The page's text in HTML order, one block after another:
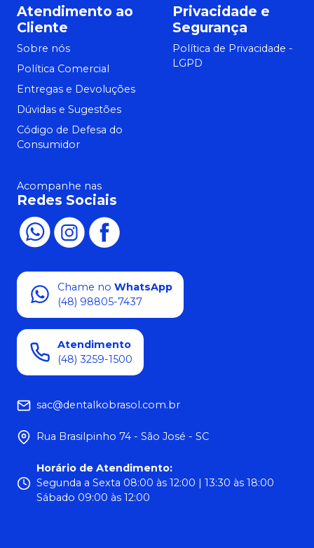
Atendimento ao
Cliente
Sobre nós
Política Comercial
Entregas e Devoluções
Dúvidas e Sugestões
Código de Defesa do
Consumidor
Privacidade e
Segurança
Política de Privacidade -
LGPD
Acompanhe nas
Redes Sociais
Chame no WhatsApp
(48) 98805-7437
Atendimento
(48) 3259-1500
sac@dentalkobrasol.com.br
Rua Brasilpinho 74 - São José - SC
Horário de Atendimento:
Segunda a Sexta 08:00 às 12:00 | 13:30 às 18:00
Sábado 09:00 às 12:00